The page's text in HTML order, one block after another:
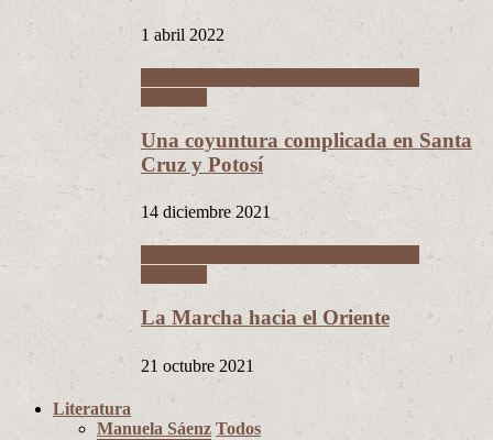
1 abril 2022
Una coyuntura complicada en Santa
Cruz y Potosí
14 diciembre 2021
La Marcha hacia el Oriente
21 octubre 2021
Literatura
Manuela Sáenz Todos